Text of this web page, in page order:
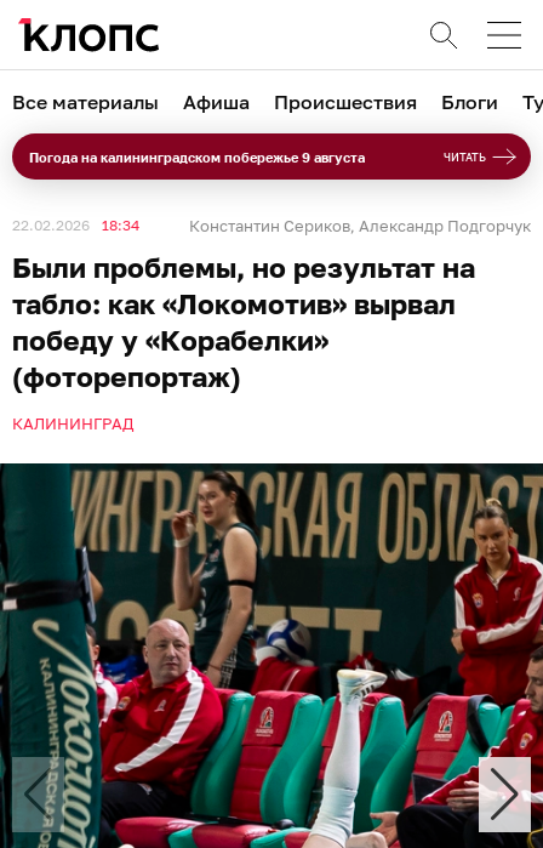
Все материалы Афиша Происшествия Блоги
Погода на калининградском побережье 9 августа ЧИТАТЬ
22.02.2026 18:34 Константин Сериков, Александр Подгорчук
Были проблемы, но результат на
табло: как «Локомотив» вырвал
победу у «Корабелки»
(фоторепортаж)
КАЛИНИНГРАД